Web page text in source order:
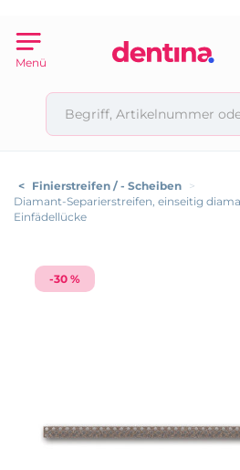
Menü
< Finierstreifen / - Scheiben >
Diamant-Separierstreifen, einseitig
Einfädellücke
-30 %